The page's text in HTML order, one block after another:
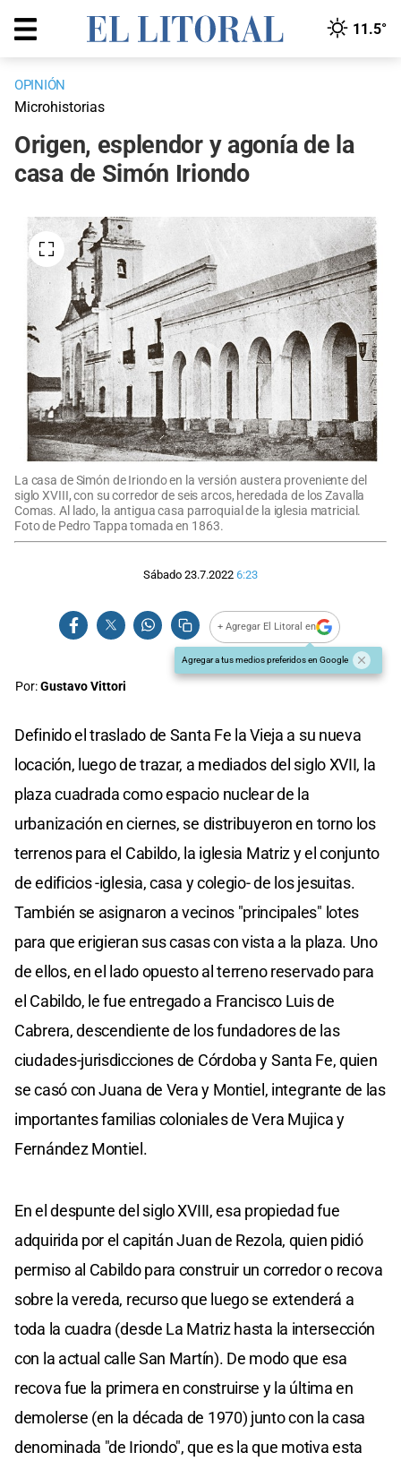
11.5°
OPINIÓN
Microhistorias
Origen, esplendor y agonía de la
casa de Simón Iriondo
La casa de Simón de Iriondo en la versión austera proveniente del
siglo XVIII, con su corredor de seis arcos, heredada de los Zavalla
Comas. Al lado, la antigua casa parroquial de la iglesia matricial.
Foto de Pedro Tappa tomada en 1863.
Sábado 23.7.2022 6:23
+ Agregar El Litoral en
Agregar a tus medios preferidos en Google
Por:Gustavo Vittori
Definido el traslado de Santa Fe la Vieja a su nueva
locación, luego de trazar, a mediados del siglo XVII, la
plaza cuadrada como espacio nuclear de la
urbanización en ciernes, se distribuyeron en torno los
terrenos para el Cabildo, la iglesia Matriz y el conjunto
de edificios -iglesia, casa y colegio- de los jesuitas.
También se asignaron a vecinos "principales" lotes
para que erigieran sus casas con vista a la plaza. Uno
de ellos, en el lado opuesto al terreno reservado para
el Cabildo, le fue entregado a Francisco Luis de
Cabrera, descendiente de los fundadores de las
ciudades-jurisdicciones de Córdoba y Santa Fe, quien
se casó con Juana de Vera y Montiel, integrante de las
importantes familias coloniales de Vera Mujica y
Fernández Montiel.
En el despunte del siglo XVIII, esa propiedad fue
adquirida por el capitán Juan de Rezola, quien pidió
permiso al Cabildo para construir un corredor o recova
sobre la vereda, recurso que luego se extenderá a
toda la cuadra (desde La Matriz hasta la intersección
con la actual calle San Martín). De modo que esa
recova fue la primera en construirse y la última en
demolerse (en la década de 1970) junto con la casa
denominada "de Iriondo", que es la que motiva esta